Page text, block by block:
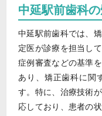
中延駅前歯科
中延駅前歯科では、
定医が診療を担当し
症例審査などの基準
あり、矯正歯科に関
す。特に、治療技術
応しており、患者の